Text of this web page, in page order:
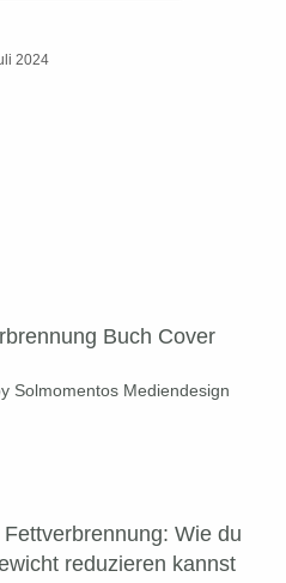
2024
Solmomentos Mediendesign